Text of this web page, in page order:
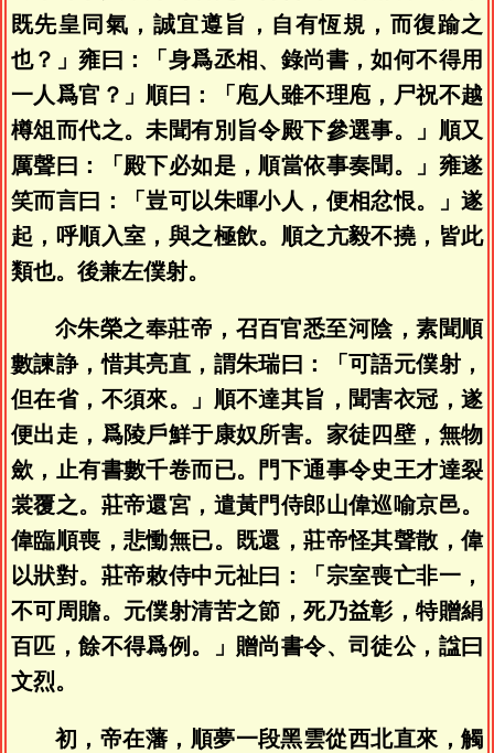
既先皇同氣，誠宜遵旨，自有恆規，而復踰之
也？」雍曰：「身爲丞相、錄尚書，如何不得用
一人爲官？」順曰：「庖人雖不理庖，尸祝不越
樽俎而代之。未聞有別旨令殿下參選事。」順又
厲聲曰：「殿下必如是，順當依事奏聞。」雍遂
笑而言曰：「豈可以朱暉小人，便相忿恨。」遂
起，呼順入室，與之極飲。順之亢毅不撓，皆此
類也。後兼左僕射。
尒朱榮之奉莊帝，召百官悉至河陰，素聞順
數諫諍，惜其亮直，謂朱瑞曰：「可語元僕射，
但在省，不須來。」順不達其旨，聞害衣冠，遂
便出走，爲陵戶鮮于康奴所害。家徒四壁，無物
歛，止有書數千卷而已。門下通事令史王才達裂
裳覆之。莊帝還宮，遣黃門侍郎山偉巡喻京邑。
偉臨順喪，悲慟無已。既還，莊帝怪其聲散，偉
以狀對。莊帝敕侍中元祉曰：「宗室喪亡非一，
不可周贍。元僕射清苦之節，死乃益彰，特贈絹
百匹，餘不得爲例。」贈尚書令、司徒公，諡曰
文烈。
初，帝在藩，順夢一段黑雲從西北直來，觸